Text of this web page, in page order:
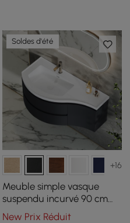
Soldes d'été
+16
Meuble simple vasque
suspendu incurvé 90 cm
avec rangement
New Prix Réduit